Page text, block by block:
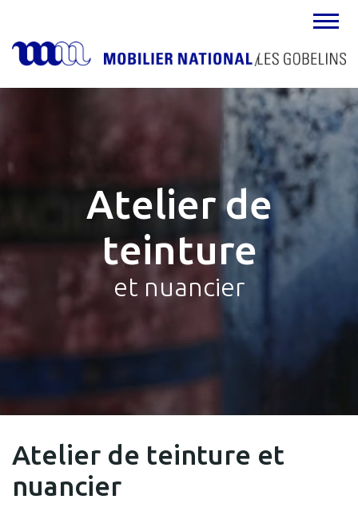
MENU
Atelier de
teinture
et nuancier
Atelier de teinture et
nuancier